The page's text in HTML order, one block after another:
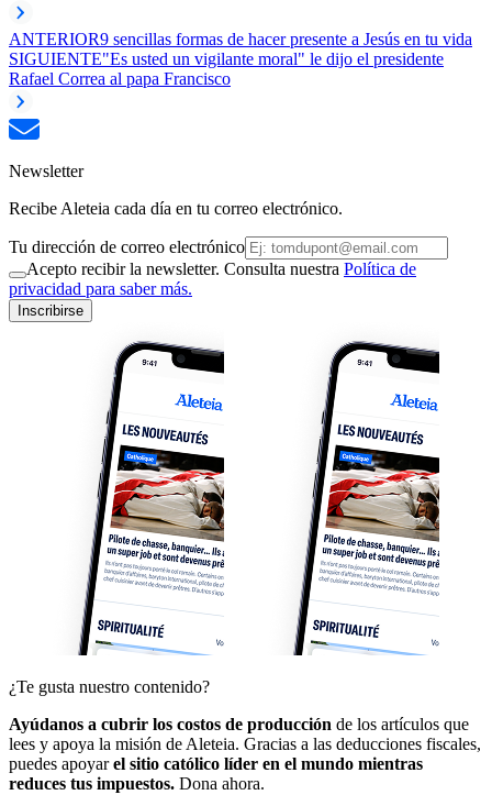
ANTERIOR9 sencillas formas de hacer presente a Jesús en tu vida
SIGUIENTE"Es usted un vigilante moral" le dijo el presidente
Rafael Correa al papa Francisco
Newsletter
Recibe Aleteia cada día en tu correo electrónico.
Tu dirección de correo electrónico
Acepto recibir la newsletter. Consulta nuestra Política de
privacidad para saber más.
Inscribirse
¿Te gusta nuestro contenido?
Ayúdanos a cubrir los costos de producción de los artículos que
lees y apoya la misión de Aleteia. Gracias a las deducciones fiscales,
puedes apoyarel sitio católico líder en el mundo mientras
reduces tus impuestos. Dona ahora.